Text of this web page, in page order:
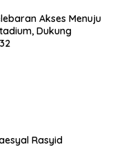
Akses Menuju
Dukung
Rasyid